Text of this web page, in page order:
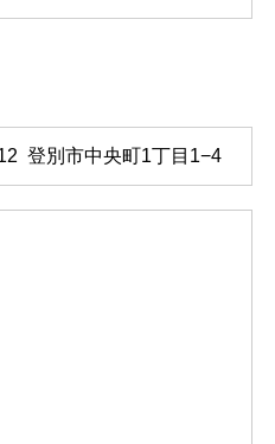
登別市中央町1丁目1−4